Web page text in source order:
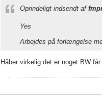
Oprindeligt indsendt af
Yes
Arbejdes på forlængelse
Håber virkelig det er noget BW